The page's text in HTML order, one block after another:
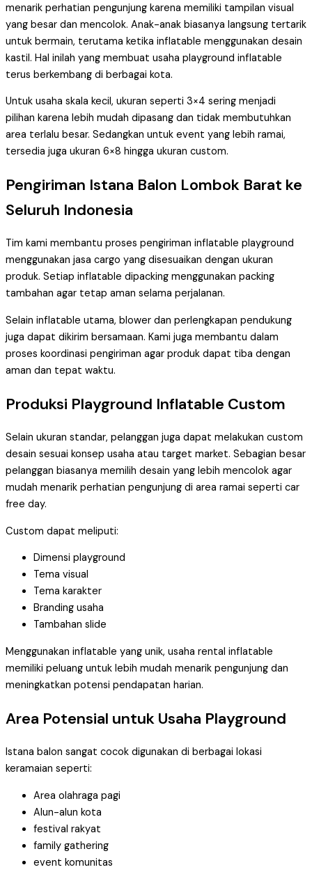
menarik perhatian pengunjung karena memiliki tampilan visual
yang besar dan mencolok. Anak-anak biasanya langsung tertarik
untuk bermain, terutama ketika inflatable menggunakan desain
kastil. Hal inilah yang membuat usaha playground inflatable
terus berkembang di berbagai kota.
Untuk usaha skala kecil, ukuran seperti 3×4 sering menjadi
pilihan karena lebih mudah dipasang dan tidak membutuhkan
area terlalu besar. Sedangkan untuk event yang lebih ramai,
tersedia juga ukuran 6×8 hingga ukuran custom.
Pengiriman Istana Balon Lombok Barat ke
Seluruh Indonesia
Tim kami membantu proses pengiriman inflatable playground
menggunakan jasa cargo yang disesuaikan dengan ukuran
produk. Setiap inflatable dipacking menggunakan packing
tambahan agar tetap aman selama perjalanan.
Selain inflatable utama, blower dan perlengkapan pendukung
juga dapat dikirim bersamaan. Kami juga membantu dalam
proses koordinasi pengiriman agar produk dapat tiba dengan
aman dan tepat waktu.
Produksi Playground Inflatable Custom
Selain ukuran standar, pelanggan juga dapat melakukan custom
desain sesuai konsep usaha atau target market. Sebagian besar
pelanggan biasanya memilih desain yang lebih mencolok agar
mudah menarik perhatian pengunjung di area ramai seperti car
free day.
Custom dapat meliputi:
Dimensi playground
Tema visual
Tema karakter
Branding usaha
Tambahan slide
Menggunakan inflatable yang unik, usaha rental inflatable
memiliki peluang untuk lebih mudah menarik pengunjung dan
meningkatkan potensi pendapatan harian.
Area Potensial untuk Usaha Playground
Istana balon sangat cocok digunakan di berbagai lokasi
keramaian seperti:
Area olahraga pagi
Alun-alun kota
festival rakyat
family gathering
event komunitas